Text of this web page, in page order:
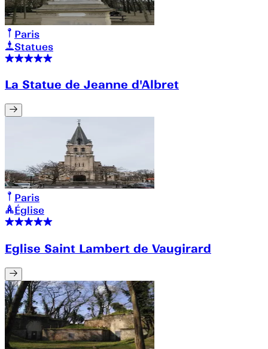
Paris
Statues
La Statue de Jeanne d'Albret
Paris
Église
Eglise Saint Lambert de Vaugirard